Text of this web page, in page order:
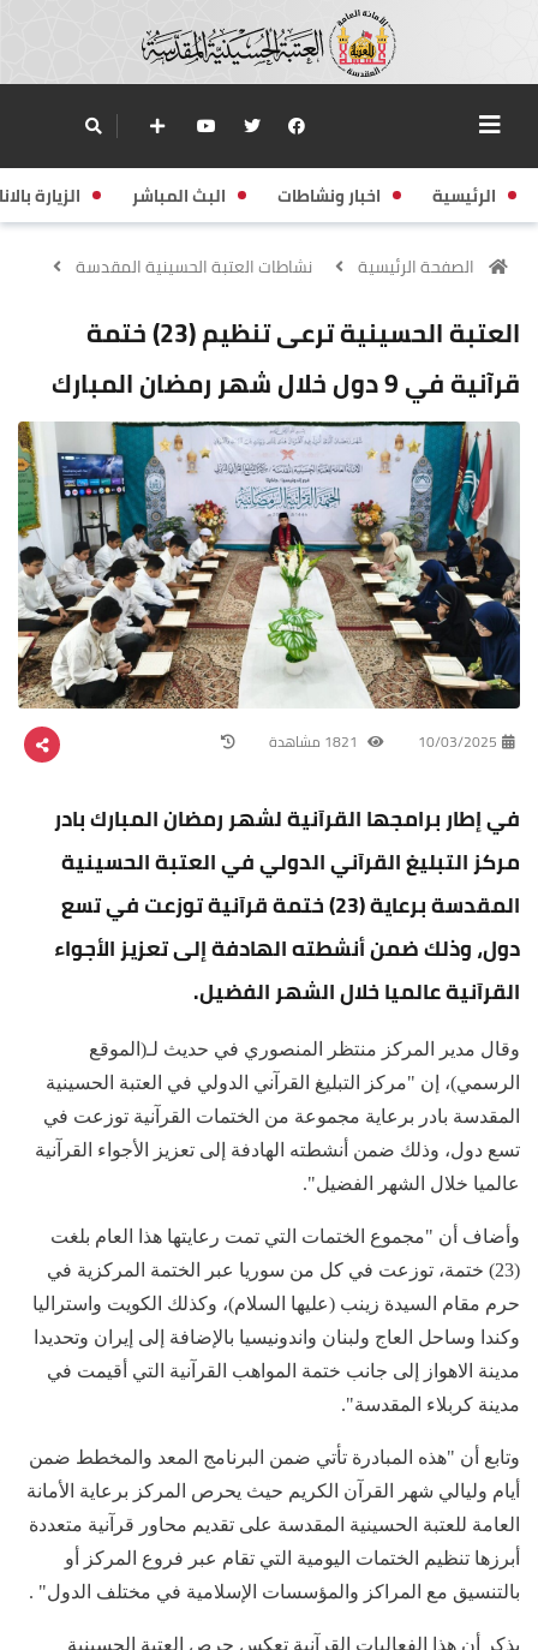
الرئيسية اخبار ونشاطات البث المباشر الزيارة
الصفحة الرئيسية نشاطات العتبة الحسينية المقدسة
العتبة الحسينية ترعى تنظيم (23) ختمة
قرآنية في 9 دول خلال شهر رمضان المبارك
10/03/2025
في إطار برامجها القرآنية لشهر رمضان المبارك بادر
مركز التبليغ القرآني الدولي في العتبة الحسينية
المقدسة برعاية (23) ختمة قرآنية توزعت في تسع
دول، وذلك ضمن أنشطته الهادفة إلى تعزيز الأجواء
القرآنية عالميا خلال الشهر الفضيل.
وقال مدير المركز منتظر المنصوري في حديث لـ(الموقع
الرسمي)، إن "مركز التبليغ القرآني الدولي في العتبة الحسينية
المقدسة بادر برعاية مجموعة من الختمات القرآنية توزعت في
تسع دول، وذلك ضمن أنشطته الهادفة إلى تعزيز الأجواء القرآنية
عالميا خلال الشهر الفضيل".
وأضاف أن "مجموع الختمات التي تمت رعايتها هذا العام بلغت
(23) ختمة، توزعت في كل من سوريا عبر الختمة المركزية في
حرم مقام السيدة زينب (عليها السلام)، وكذلك الكويت واستراليا
وكندا وساحل العاج ولبنان واندونيسيا بالإضافة إلى إيران وتحديدا
مدينة الاهواز إلى جانب ختمة المواهب القرآنية التي أقيمت في
مدينة كربلاء المقدسة".
وتابع أن "هذه المبادرة تأتي ضمن البرنامج المعد والمخطط ضمن
أيام وليالي شهر القرآن الكريم حيث يحرص المركز برعاية الأمانة
العامة للعتبة الحسينية المقدسة على تقديم محاور قرآنية متعددة
أبرزها تنظيم الختمات اليومية التي تقام عبر فروع المركز أو
بالتنسيق مع المراكز والمؤسسات الإسلامية في مختلف الدول" .
يذكر أن هذا الفعاليات القرآنية تعكس حرص العتبة الحسينية